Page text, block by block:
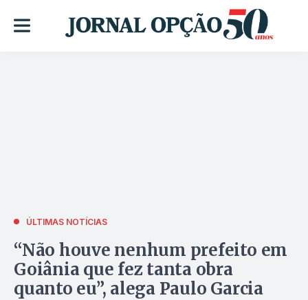
ÚLTIMAS NOTÍCIAS
“Não houve nenhum prefeito em
Goiânia que fez tanta obra
quanto eu”, alega Paulo Garcia